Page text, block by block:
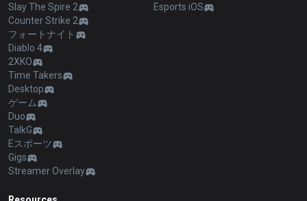
Slay The Spire 2
Counter Strike 2
フォートナイト
Diablo 4
2XKO
Time Takers
Desktop
ゲーム
Duo
TalkG
Eスポーツ
Gigs
Streamer Overlay
Esports iOS